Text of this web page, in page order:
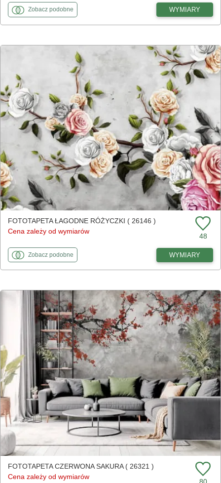
Zobaczfototapety
podobnedo Mgławica galaktyka WYMIARY
FOTOTAPETA ŁAGODNE RÓŻYCZKI ( 26146 )
Cena zależy od wymiarów
48
Zobaczfototapety
podobnedo Łagodne różyczki WYMIARY
FOTOTAPETA CZERWONA SAKURA ( 26321 )
Cena zależy od wymiarów